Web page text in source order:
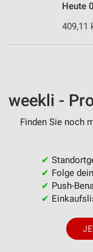
Heute
409,11
weekli -
Finden Sie noch
✔
✔ Folge
✔ Push-
✔